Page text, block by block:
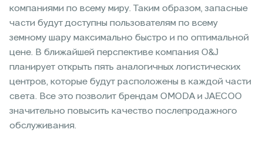
компаниями по всему миру. Таким образом, запасные
части будут доступны пользователям по всему
земному шару максимально быстро и по оптимальной
цене. В ближайшей перспективе компания O&J
планирует открыть пять аналогичных логистических
центров, которые будут расположены в каждой части
света. Все это позволит брендам OMODA и JAECOO
значительно повысить качество послепродажного
обслуживания.